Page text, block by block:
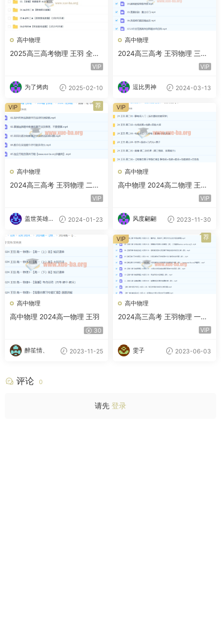
高中物理
2025高三高考物理 王羽 全年
一轮二轮暑假秋季寒假春季 百
VIP
为了烤肉 2025-02-10
高中物理
2024高三高考 王羽物理 三轮
VIP
逗比男神 2024-03-13
高中物理
2024高三高考 王羽物理 二轮
VIP
盖世英雄的
2024-01-23
VIP 荐
高中物理
高中物理 2024高二物理 王羽
VIP
风度翩翩 2023-11-30
VIP
高中物理
高中物理 2024高一物理 王羽
30
醉笙情、 2023-11-25
高中物理
2024高三高考 王羽物理 一轮
VIP
雯子 2023-06-03
VIP 荐
评论 0
请先 登录